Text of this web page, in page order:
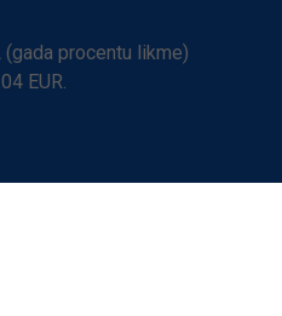
procentu likme)
EUR.